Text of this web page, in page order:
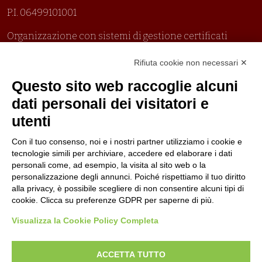
P.I. 06499101001
Organizzazione con sistemi di gestione certificati
Politica per la parità di genere
Politica antibullismo
Piè di pagina
Contatti
Lavora con noi
Seguici su
Rifiuta cookie non necessari ✕
Questo sito web raccoglie alcuni
dati personali dei visitatori e
utenti
Con il tuo consenso, noi e i nostri partner utilizziamo i cookie e
tecnologie simili per archiviare, accedere ed elaborare i dati
personali come, ad esempio, la visita al sito web o la
personalizzazione degli annunci. Poiché rispettiamo il tuo diritto
alla privacy, è possibile scegliere di non consentire alcuni tipi di
cookie. Clicca su preferenze GDPR per saperne di più.
Visualizza la Cookie Policy Completa
ACCETTA TUTTO